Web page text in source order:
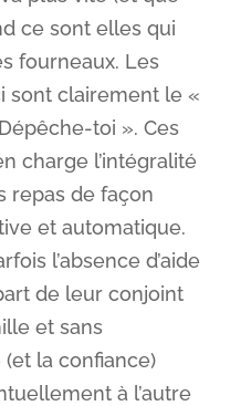
ce sont elles qui
fourneaux. Les
sont clairement le «
toi ». Ces
charge l’intégralité
repas de façon
et automatique.
l’absence d’aide
de leur conjoint
et sans
(et la confiance)
à l’autre